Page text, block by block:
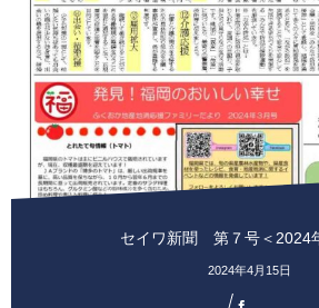
セイワ新聞 第７号＜2024
2024年4月15日